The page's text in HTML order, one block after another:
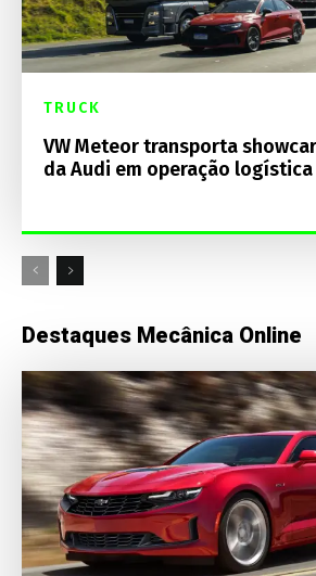
TRUCK
VW Meteor transporta
da Audi em operação
Destaques Mecânica Online